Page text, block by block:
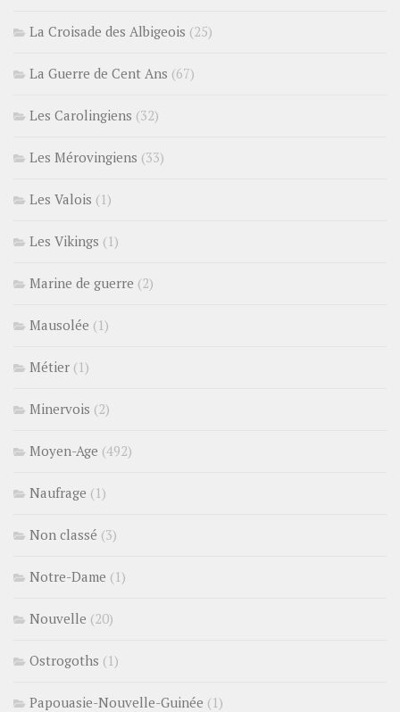
La Croisade des Albigeois (25)
La Guerre de Cent Ans (67)
Les Carolingiens (32)
Les Mérovingiens (33)
Les Valois (1)
Les Vikings (1)
Marine de guerre (2)
Mausolée (1)
Métier (1)
Minervois (2)
Moyen-Age (492)
Naufrage (1)
Non classé (3)
Notre-Dame (1)
Nouvelle (20)
Ostrogoths (1)
Papouasie-Nouvelle-Guinée (1)